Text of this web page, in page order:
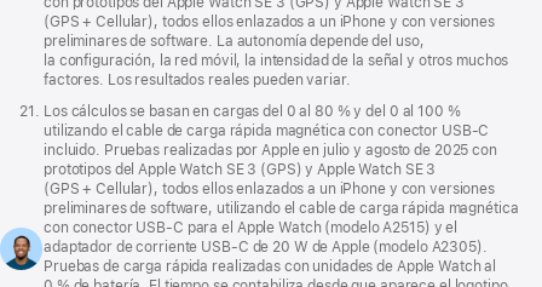
(GPS + Cellular), todos ellos enlazados a un iPhone y con versiones
preliminares de software. La autonomía depende del uso,
la configuración, la red móvil, la intensidad de la señal y otros muchos
factores. Los resultados reales pueden variar.
Nota
página
21. Los cálculos se basan en cargas del 0 al 80 % y del 0 al 100 %
utilizando el cable de carga rápida magnética con conector USB‑C
incluido. Pruebas realizadas por Apple en julio y agosto de 2025 con
prototipos del Apple Watch SE 3 (GPS) y Apple Watch SE 3
(GPS + Cellular), todos ellos enlazados a un iPhone y con versiones
preliminares de software, utilizando el cable de carga rápida magnética
con conector USB‑C para el Apple Watch (modelo A2515) y el
adaptador de corriente USB‑C de 20 W de Apple (modelo A2305).
Pruebas de carga rápida realizadas con unidades de Apple Watch al